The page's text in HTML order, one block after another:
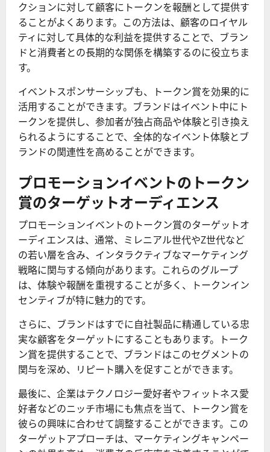
クションに対して顧客にトークンを報酬として提供す
ることがよくあります。この方法は、顧客のロイヤル
ティに対して具体的な利益を提供することで、ブラン
ドと消費者との長期的な関係を構築するのに役立ちま
す。
イベントスポンサーシップも、トークン賞を効果的に
活用することができます。ブランドはイベント中にト
ークンを提供し、参加者が独占商品や体験と引き換え
られるようにすることで、全体的なイベント体験とブ
ランドの関連性を高めることができます。
プロモーションイベントのトークン
賞のターゲットオーディエンス
プロモーションイベントのトークン賞のターゲットオ
ーディエンスは、通常、ミレニアル世代やZ世代など
の若い層を含み、インタラクティブなマーケティング
戦略に関与する傾向があります。これらのグループ
は、体験や報酬を重視することが多く、トークンイン
センティブが特に魅力的です。
さらに、ブランドはすでに自社製品に精通している忠
実な顧客をターゲットにすることもあります。トーク
ン賞を提供することで、ブランドはこのセグメントの
関与を深め、リピート購入を促すことができます。
最後に、企業はテクノロジー愛好者やフィットネス愛
好者などのニッチ市場にも焦点を当て、トークン賞を
彼らの興味に合わせて調整することができます。この
ターゲットアプローチは、マーケティングキャンペー